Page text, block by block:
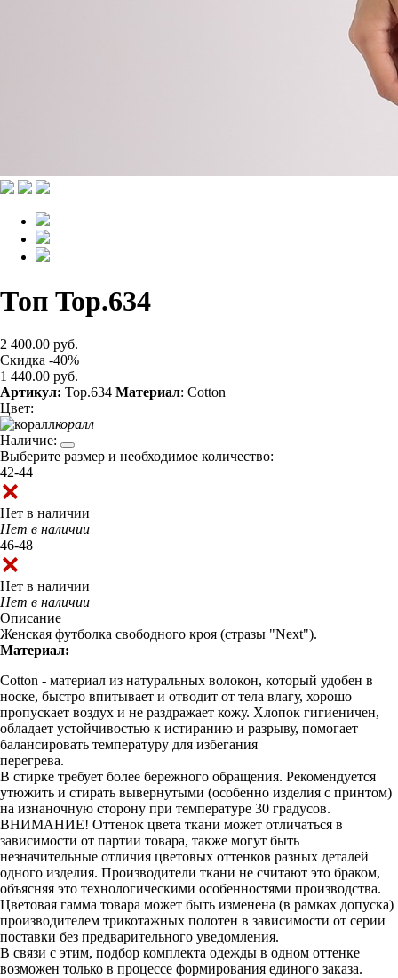
Топ Top.634
2 400.00 руб.
Скидка -40%
1 440.00 руб.
Артикул: Top.634 Материал: Cotton
Цвет:
коралл
Наличие:
Выберите размер и необходимое количество:
42-44
Нет в наличии
Нет в наличии
46-48
Нет в наличии
Нет в наличии
Описание
Женская футболка свободного кроя (стразы "Next").
Материал:
Cotton - материал из натуральных волокон, который удобен в
носке, быстро впитывает и отводит от тела влагу, хорошо
пропускает воздух и не раздражает кожу. Хлопок гигиеничен,
обладает устойчивостью к истиранию и разрыву, помогает
балансировать температуру для избегания
перегрева.
В стирке требует более бережного обращения. Рекомендуется
утюжить и стирать вывернутыми (особенно изделия с принтом)
на изнаночную сторону при температуре 30 градусов.
ВНИМАНИЕ! Оттенок цвета ткани может отличаться в
зависимости от партии товара, также могут быть
незначительные отличия цветовых оттенков разных деталей
одного изделия. Производители ткани не считают это браком,
объясняя это технологическими особенностями производства.
Цветовая гамма товара может быть изменена (в рамках допуска)
производителем трикотажных полотен в зависимости от серии
поставки без предварительного уведомления.
В связи с этим, подбор комплекта одежды в одном оттенке
возможен только в процессе формирования единого заказа.